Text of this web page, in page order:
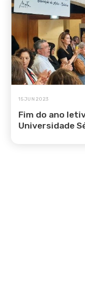
15 JUN 2023
Fim do ano
Universidade